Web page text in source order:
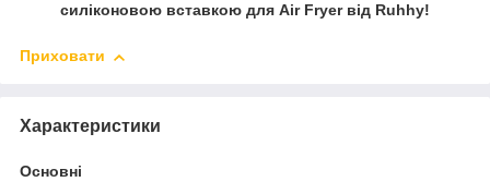
силіконовою вставкою для Air Fryer від Ruhhy!
Приховати
Характеристики
Основні